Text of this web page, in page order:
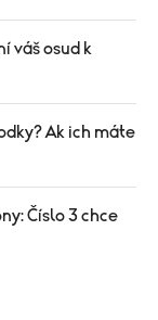
váš osud k
Ak ich máte
Číslo 3 chce